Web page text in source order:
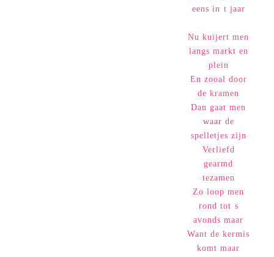
eens in t jaar
Nu kuijert men
langs markt en
plein
En zooal door
de kramen
Dan gaat men
waar de
spelletjes zijn
Verliefd
gearmd
tezamen
Zo loop men
rond tot s
avonds maar
Want de kermis
komt maar